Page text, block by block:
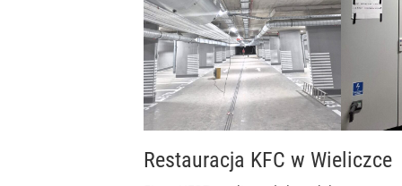
Restauracja KFC w Wieliczce